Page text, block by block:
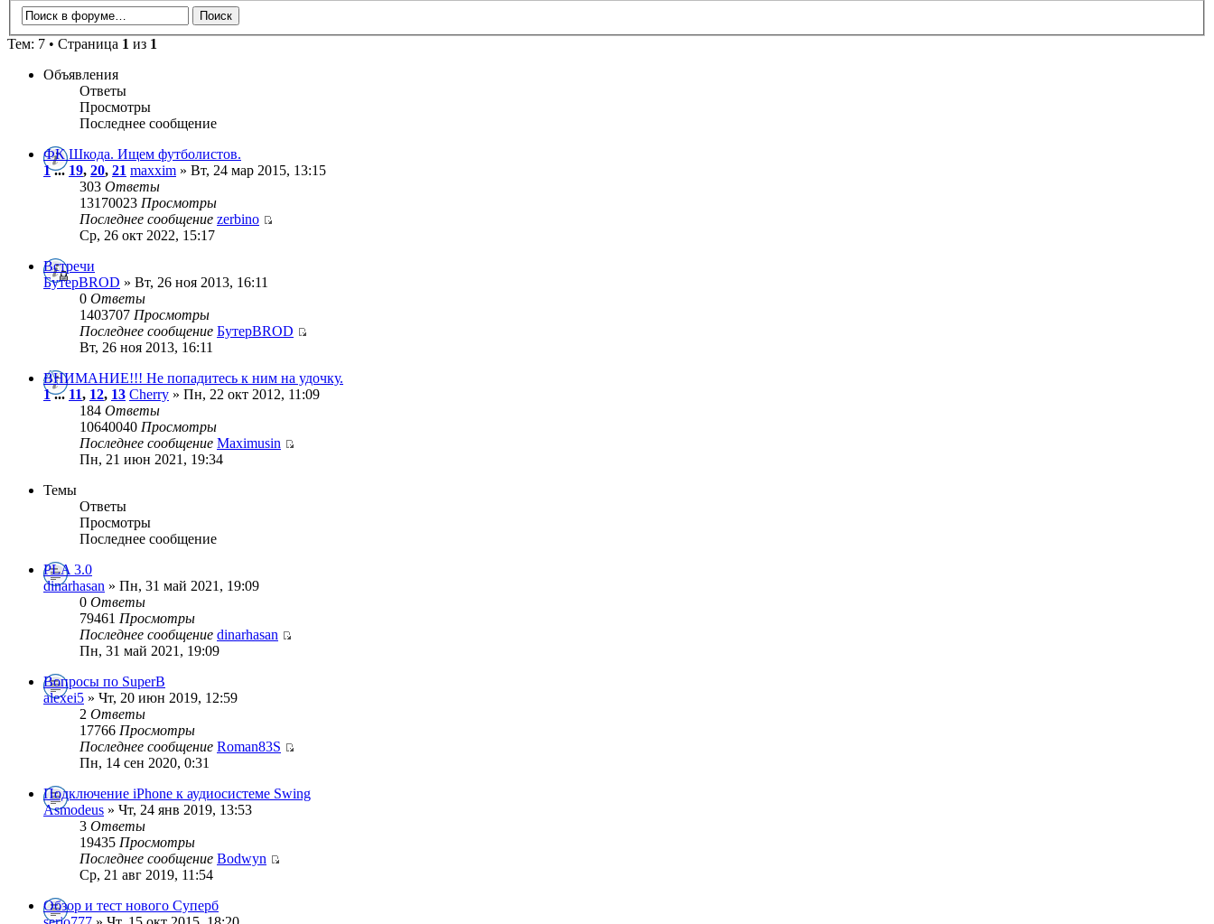
Тем: 7 • Страница 1 из 1
Объявления
Ответы
Просмотры
Последнее сообщение
ФК Шкода. Ищем футболистов.
1... 19, 20, 21 maxxim » Вт, 24 мар 2015, 13:15
303 Ответы
13170023 Просмотры
Последнее сообщение zerbino
Ср, 26 окт 2022, 15:17
Встречи
БутерBROD » Вт, 26 ноя 2013, 16:11
0 Ответы
1403707 Просмотры
Последнее сообщение БутерBROD
Вт, 26 ноя 2013, 16:11
ВНИМАНИЕ!!! Не попадитесь к ним на удочку.
1... 11, 12, 13 Cherry » Пн, 22 окт 2012, 11:09
184 Ответы
10640040 Просмотры
Последнее сообщение Maximusin
Пн, 21 июн 2021, 19:34
Темы
Ответы
Просмотры
Последнее сообщение
PLA 3.0
dinarhasan » Пн, 31 май 2021, 19:09
0 Ответы
79461 Просмотры
Последнее сообщение dinarhasan
Пн, 31 май 2021, 19:09
Вопросы по SuperB
alexei5 » Чт, 20 июн 2019, 12:59
2 Ответы
17766 Просмотры
Последнее сообщение Roman83S
Пн, 14 сен 2020, 0:31
Подключение iPhone к аудиосистеме Swing
Asmodeus » Чт, 24 янв 2019, 13:53
3 Ответы
19435 Просмотры
Последнее сообщение Bodwyn
Ср, 21 авг 2019, 11:54
Обзор и тест нового Суперб